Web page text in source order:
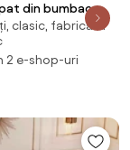
din bumbac
lenjeriei:
x 200 cm
clasic, fabricată
2 e-shop-uri